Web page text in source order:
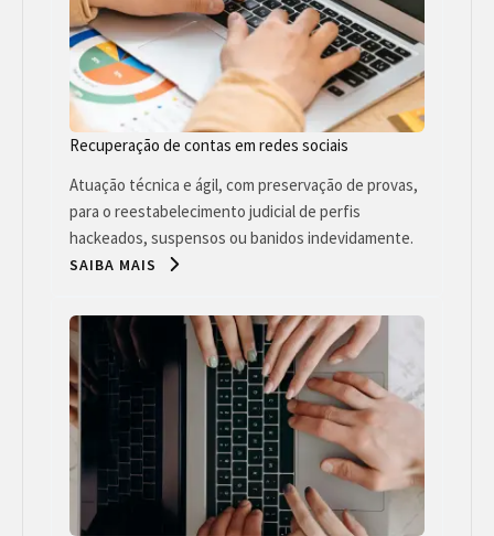
Recuperação de contas em redes sociais
Atuação técnica e ágil, com preservação de provas,
para o reestabelecimento judicial de perfis
hackeados, suspensos ou banidos indevidamente.
SAIBA MAIS